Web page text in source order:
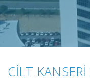
CILT KANSERI